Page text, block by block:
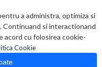
a administra, optimiza si
Continuand si interactionand
acord cu folosirea cookie-
Cookie